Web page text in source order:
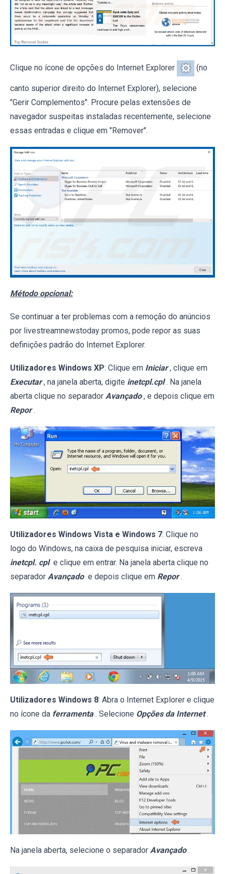
Clique no ícone de opções do Internet Explorer (no
canto superior direito do Internet Explorer), selecione
"Gerir Complementos". Procure pelas extensões de
navegador suspeitas instaladas recentemente, selecione
essas entradas e clique em "Remover".
Método opcional:
Se continuar a ter problemas com a remoção do anúncios
por livestreamnewstoday promos, pode repor as suas
definições padrão do Internet Explorer.
Utilizadores Windows XP: Clique em Iniciar , clique em
Executar , na janela aberta, digite inetcpl.cpl . Na janela
aberta clique no separador Avançado , e depois clique em
Repor .
Utilizadores Windows Vista e Windows 7: Clique no
logo do Windows, na caixa de pesquisa iniciar, escreva
inetcpl. cpl e clique em entrar. Na janela aberta clique no
separador Avançado e depois clique em Repor .
Utilizadores Windows 8: Abra o Internet Explorer e clique
no ícone da ferramenta . Selecione Opções da Internet .
Na janela aberta, selecione o separador Avançado .